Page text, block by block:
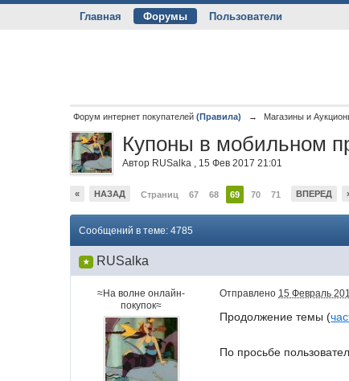
Главная Форумы Пользователи
Форум интернет покупателей (Правила) → Магазины и
Купоны в мобильном
Автор RUSalka , 15 Фев 2017 21:01
« НАЗАД Страниц 67 68 69 70 71 ВПЕРЕД
Сообщений в теме: 4785
★ RUSalka
≈На волне онлайн-
покупок≈
Отправлено 15 Февраль
Продолжение темы (
По просьбе